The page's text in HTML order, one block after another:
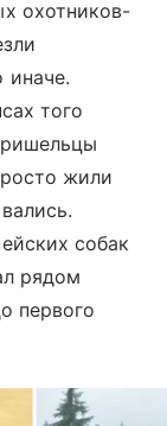
охотников-
иначе.
того
жили
собак
рядом
первого